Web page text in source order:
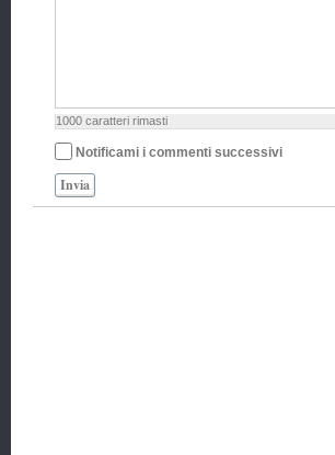
1000 caratteri rimasti
Notificami i commenti successivi
Invia